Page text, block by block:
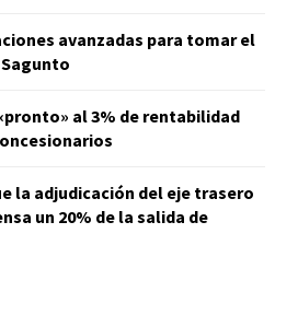
avanzadas para tomar el
al 3% de rentabilidad
la adjudicación del eje trasero
un 20% de la salida de